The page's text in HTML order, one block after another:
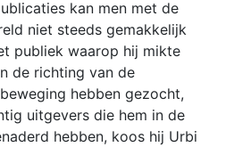
kan men met de
niet steeds gemakkelijk
publiek waarop hij mikte
de richting van de
hebben gezocht,
uitgevers die hem in de
hebben, koos hij Urbi